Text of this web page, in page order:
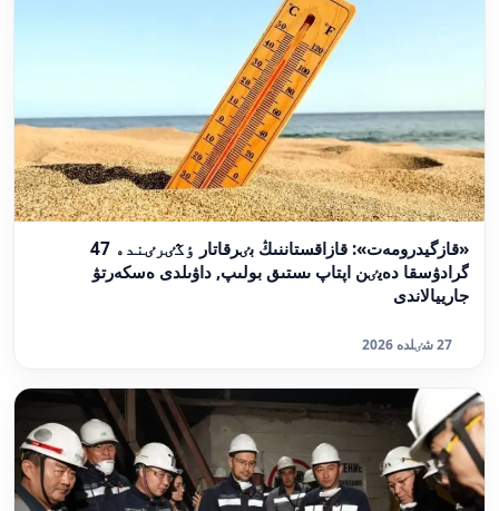
«قازگيدرومەت»: قازاقستاننىڭ بٸرقاتار ٶڭٸرٸندە 47
گرادۋسقا دەيٸن اپتاپ ىستىق بولىپ, داۋىلدى ەسكەرتۋ
جارييالاندى
27 شٸلدە 2026